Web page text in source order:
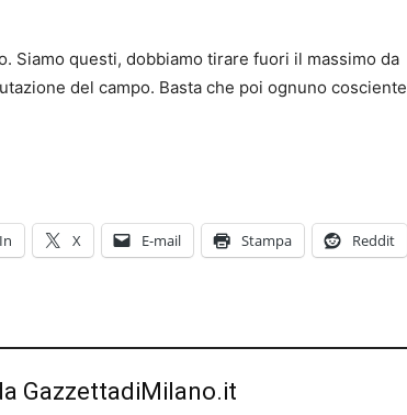
Siamo questi, dobbiamo tirare fuori il massimo da
del campo. Basta che poi ognuno cosciente
X E-mail Stampa Reddit
GazzettadiMilano.it